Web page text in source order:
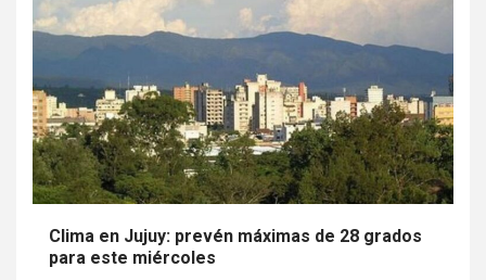
Clima en Jujuy: prevén máximas de 28 grados
para este miércoles